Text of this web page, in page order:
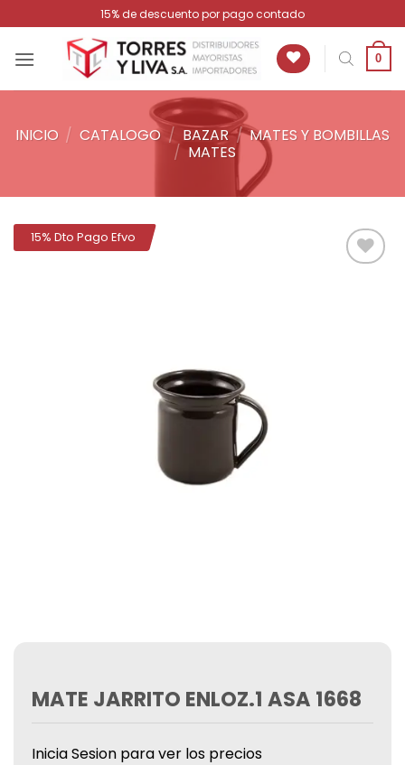
al
contenido
15% de descuento por pago contado
0
INICIO / CATALOGO / BAZAR / MATES Y BOMBILLAS
/ MATES
15% Dto Pago Efvo
MATE JARRITO ENLOZ.1 ASA 1668
Inicia Sesion para ver los precios